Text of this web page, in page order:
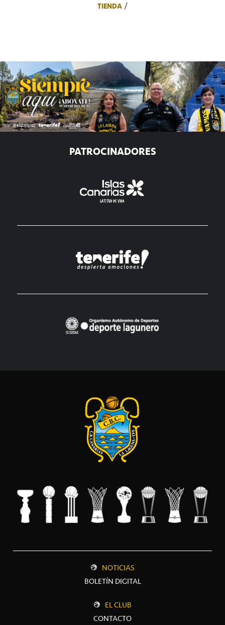
TIENDA
PATROCINADORES
NOTICIAS
BOLETÍN DIGITAL
EL CLUB
CONTACTO